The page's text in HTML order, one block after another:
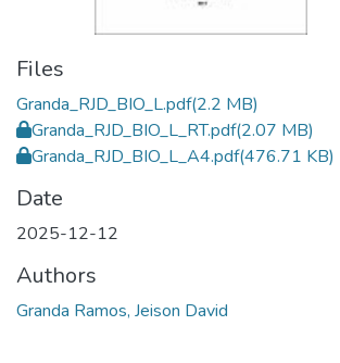
Files
Granda_RJD_BIO_L.pdf(2.2 MB)
Granda_RJD_BIO_L_RT.pdf(2.07 MB)
Granda_RJD_BIO_L_A4.pdf(476.71 KB)
Date
2025-12-12
Authors
Granda Ramos, Jeison David